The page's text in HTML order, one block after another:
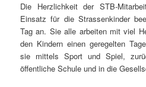
Die Herzlichkeit der STB-
Einsatz für die Strassenkinder
Tag an. Sie alle arbeiten mit viel
den Kindern einen geregelten
sie mittels Sport und Spiel,
öffentliche Schule und in die